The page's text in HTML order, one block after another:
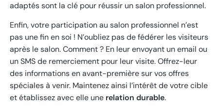
adaptés sont la clé pour réussir un salon professionnel.
Enfin, votre participation au salon professionnel n’est
pas une fin en soi ! N’oubliez pas de fédérer les visiteurs
après le salon. Comment ? En leur envoyant un email ou
un SMS de remerciement pour leur visite. Offrez-leur
des informations en avant-première sur vos offres
spéciales à venir. Maintenez ainsi l’intérêt de votre cible
et établissez avec elle une relation durable.